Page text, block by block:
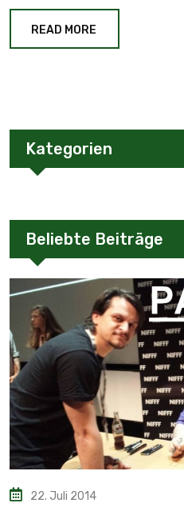
READ MORE
Kategorien
Beliebte Beiträge
22. Juli 2014